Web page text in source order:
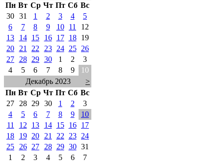
Пн Вт Ср Чт Пт Сб Вс
30 31 1 2 3 4
5
6
7 8 9 10 11
12
13
14 15 16 17 18
19
20
21 22 23 24 25
26
27
28 29 30 1 2
3
4
5 6 7 8 9
10
Декабрь 2023
>
Пн Вт Ср Чт Пт Сб Вс
27
28 29 30 1 2
3
4
5 6 7 8 9
10
11
12 13 14 15 16
17
18
19 20 21 22 23
24
25
26 27 28 29 30 31
1
2 3 4 5 6 7